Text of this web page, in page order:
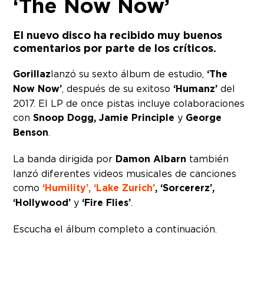
El nuevo disco ha recibido muy buenos
comentarios por parte de los críticos.
Gorillazlanzó su sexto álbum de estudio, ‘The
Now Now’, después de su exitoso ‘Humanz’ del
2017. El LP de once pistas incluye colaboraciones
conSnoop Dogg, Jamie Principle y George
Benson.
La banda dirigida por Damon Albarn también
lanzó diferentes videos musicales de canciones
como ‘Humility’, ‘Lake Zurich’, ‘Sorcererz’,
‘Hollywood’ y ‘Fire Flies’.
Escucha el álbum completo a continuación.